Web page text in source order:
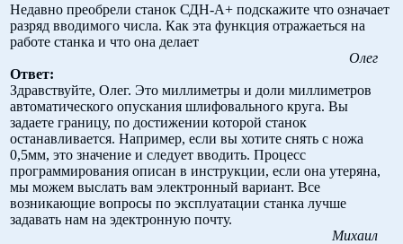
Недавно преобрели станок СДН-А+ подскажите что означает
разряд вводимого числа. Как эта функция отражаеться на
работе станка и что она делает
Олег
Ответ:
Здравствуйте, Олег. Это миллиметры и доли миллиметров
автоматического опускания шлифовального круга. Вы
задаете границу, по достижении которой станок
останавливается. Например, если вы хотите снять с ножа
0,5мм, это значение и следует вводить. Процесс
программирования описан в инструкции, если она утеряна,
мы можем выслать вам электронный вариант. Все
возникающие вопросы по эксплуатации станка лучше
задавать нам на эдектронную почту.
Михаил